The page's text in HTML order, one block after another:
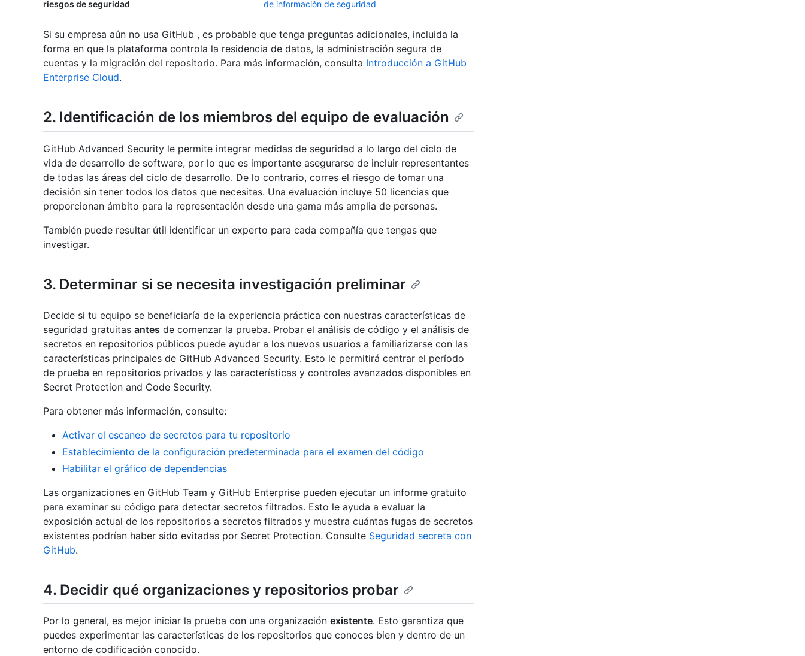
riesgos de seguridad
de información de seguridad
Si su empresa aún no usa GitHub , es probable que tenga preguntas adicionales, incluida la
forma en que la plataforma controla la residencia de datos, la administración segura de
cuentas y la migración del repositorio. Para más información, consulta Introducción a GitHub
Enterprise Cloud.
2. Identificación de los miembros del equipo de evaluación
GitHub Advanced Security le permite integrar medidas de seguridad a lo largo del ciclo de
vida de desarrollo de software, por lo que es importante asegurarse de incluir representantes
de todas las áreas del ciclo de desarrollo. De lo contrario, corres el riesgo de tomar una
decisión sin tener todos los datos que necesitas. Una evaluación incluye 50 licencias que
proporcionan ámbito para la representación desde una gama más amplia de personas.
También puede resultar útil identificar un experto para cada compañía que tengas que
investigar.
3. Determinar si se necesita investigación preliminar
Decide si tu equipo se beneficiaría de la experiencia práctica con nuestras características de
seguridad gratuitas antes de comenzar la prueba. Probar el análisis de código y el análisis de
secretos en repositorios públicos puede ayudar a los nuevos usuarios a familiarizarse con las
características principales de GitHub Advanced Security. Esto le permitirá centrar el período
de prueba en repositorios privados y las características y controles avanzados disponibles en
Secret Protection and Code Security.
Para obtener más información, consulte:
Activar el escaneo de secretos para tu repositorio
Establecimiento de la configuración predeterminada para el examen del código
Habilitar el gráfico de dependencias
Las organizaciones en GitHub Team y GitHub Enterprise pueden ejecutar un informe gratuito
para examinar su código para detectar secretos filtrados. Esto le ayuda a evaluar la
exposición actual de los repositorios a secretos filtrados y muestra cuántas fugas de secretos
existentes podrían haber sido evitadas por Secret Protection. Consulte Seguridad secreta con
GitHub.
4. Decidir qué organizaciones y repositorios probar
Por lo general, es mejor iniciar la prueba con una organización existente. Esto garantiza que
puedes experimentar las características de los repositorios que conoces bien y dentro de un
entorno de codificación conocido.